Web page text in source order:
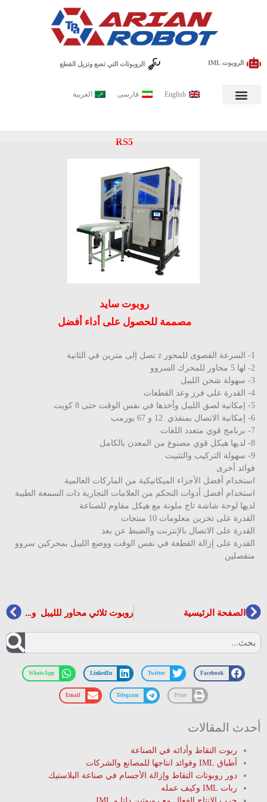
الروبوت IML الروبوتات التي تضع وتزيل القطع
English فارسی العربية
RS5
روبوت ساید
مصممة للحصول على أداء أفضل
أخرى
أفضل الأجزاء الميكانيكية من الماركات العالمية
أفضل أدوات التحكم من العلامات التجارية ذات السمعة الطيبة
لوحة شاشة تاج ملونة مع هيكل مقاوم للصناعة
على تخزين معلومات 10 منتجات
على الاتصال بالإنترنت والضبط عن بعد
على إزالة القطعة في نفس الوقت ووضع اللیبل بمحركين سروو
الصفحة الرئيسية روبوت ثلاثي محاور لللیبل وقطع الأجزاء ما یصل الی 4 لترات RT3
Facebook
Twitter
LinkedIn
WhatsApp
Print
Telegram
Email
المقالات
ربوت التقاط وأدائه في الصناعة
أطباق IML وفوائد انتاجها للمصانع والشركات
دور روبوتات التقاط وإزالة الأجسام في صناعة البلاستيك
ربات IML وکیف عمله